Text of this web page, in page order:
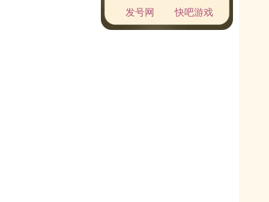
发号网
快吧游戏